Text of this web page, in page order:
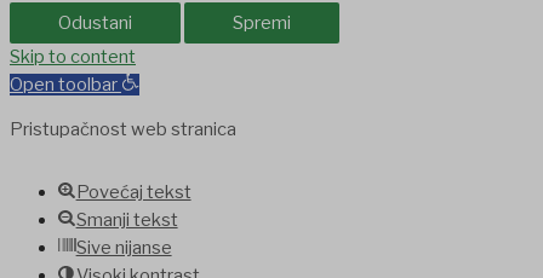
Odustani
Spremi
Casinolevant
Skip to content
Open toolbar
Pristupačnost web stranica
Povećaj tekst
Smanji tekst
Sive nijanse